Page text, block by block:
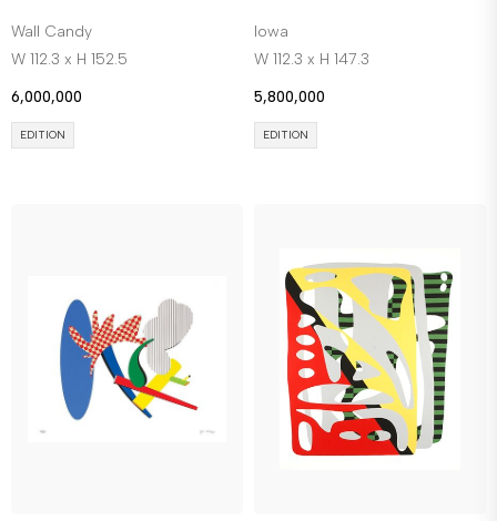
Wall Candy
W 112.3 x H 152.5
6,000,000
EDITION
Iowa
W 112.3 x H 147.3
5,800,000
EDITION